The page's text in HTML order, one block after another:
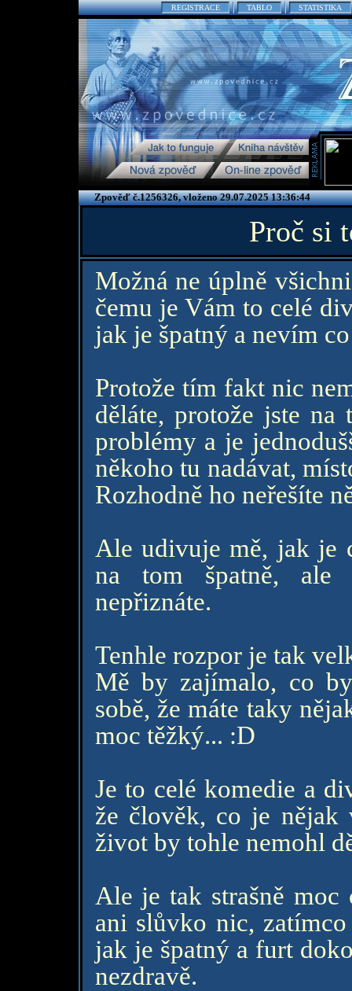
REGISTRACE TABLO STATISTIKA
Zpověď č.1256326, vloženo 29.07.2025 13:36:44
Proč si
Možná ne úplně
čemu je Vám to celé
jak je špatný a nevím
Protože tím fakt nic
děláte, protože jste na
problémy a je
někoho tu nadávat,
Rozhodně ho neřešíte
Ale udivuje mě, jak je
na tom špatně, ale
nepřiznáte.
Tenhle rozpor je tak
Mě by zajímalo, co
sobě, že máte taky
moc těžký... :D
Je to celé komedie a
že člověk, co je
život by tohle nemohl
Ale je tak strašně
ani slůvko nic,
jak je špatný a furt
nezdravě.